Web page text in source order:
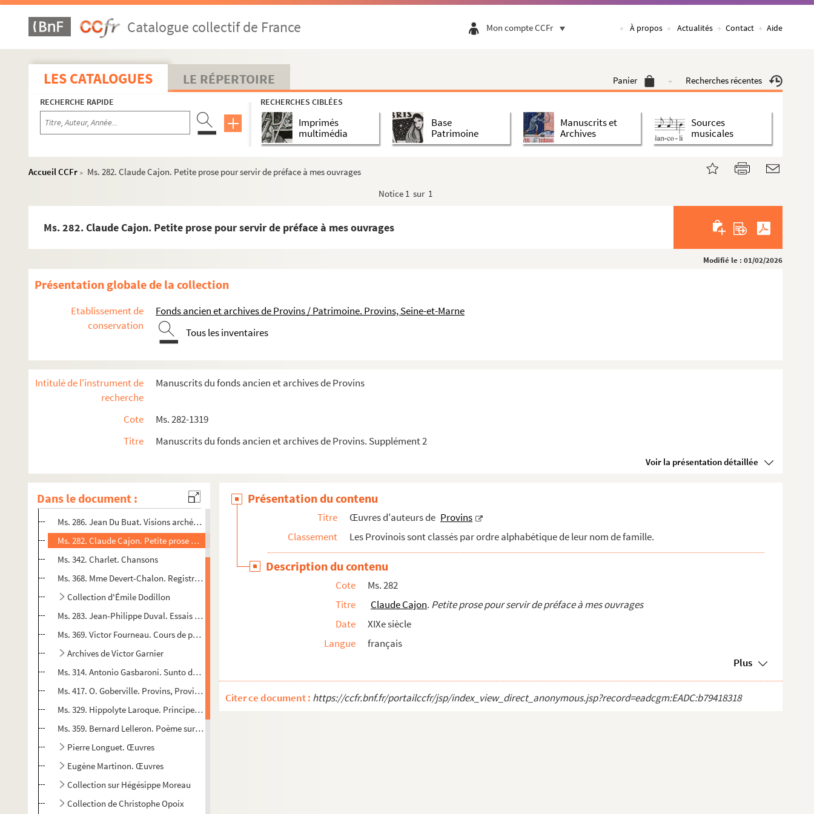
Catalogue collectif de France Mon compte CCFr À propos Actualités Contact Aide
LES CATALOGUES LE RÉPERTOIRE Panier Recherches récentes
RECHERCHE RAPIDE RECHERCHES CIBLÉES
Imprimés
multimédia
Base
Patrimoine
Manuscrits et
Archives
Sources
musicales
Accueil CCFr >
Ms. 282. Claude Cajon. Petite prose pour servir de préface à mes ouvrages
Notice 1 sur 1
Ms. 282. Claude Cajon. Petite prose pour servir de préface à mes ouvrages
Modifié le : 01/02/2026
Présentation globale de la collection
Etablissement de
conservation
Fonds ancien et archives de Provins / Patrimoine. Provins, Seine-et-Marne
Tous les inventaires
Intitulé de l'instrument de
recherche
Manuscrits du fonds ancien et archives de Provins
Cote
Ms. 282-1319
Titre
Manuscrits du fonds ancien et archives de Provins. Supplément 2
Voir la présentation détaillée
Dans le document :
Œuvres d'auteurs de Provins
Ms. 516. Musique de violon rassemblée par Lucien Bailly
Ms. 298. Nicolas Billatte. Anecdotes de la ville de Provins, copie
Émile Bourquelot. Œuvres
Ms. 286. Jean Du Buat. Visions archéologiques sur Provins
Ms. 282. Claude Cajon. Petite prose pour servir de préface à mes ouvrages
Ms. 342. Charlet. Chansons
Ms. 368. Mme Devert-Chalon. Registre de comptes et correspondance
Collection d'Émile Dodillon
Ms. 283. Jean-Philippe Duval. Essais historiques sur Provins
Ms. 369. Victor Fourneau. Cours de philosophie et de physique : logique, métaphysique, physique
Archives de Victor Garnier
Ms. 314. Antonio Gasbaroni. Sunto della storia, copie
Ms. 417. O. Goberville. Provins, Provinum, Ville, capitale de la Brie champenoise, aujourd’hui chef-lieu d’ar...
Ms. 329. Hippolyte Laroque. Principes élémentaires de la physiologie universelle
Ms. 359. Bernard Lelleron. Poème sur l’histoire et la vie de saint Ayoul, copie
Pierre Longuet. Œuvres
Eugène Martinon. Œuvres
Collection sur Hégésippe Moreau
Collection de Christophe Opoix
Présentation du contenu
Titre Œuvres d'auteurs de Provins
Classement
Les Provinois sont classés par ordre alphabétique de leur nom de famille.
Description du contenu
Cote
Ms. 282
Titre
Claude Cajon. Petite prose pour servir de préface à mes ouvrages
Date
XIXe siècle
Langue
français
Plus
Citer ce document : https://ccfr.bnf.fr/portailccfr/jsp/index_view_direct_anonymous.jsp?record=eadcgm:EADC:b79418318